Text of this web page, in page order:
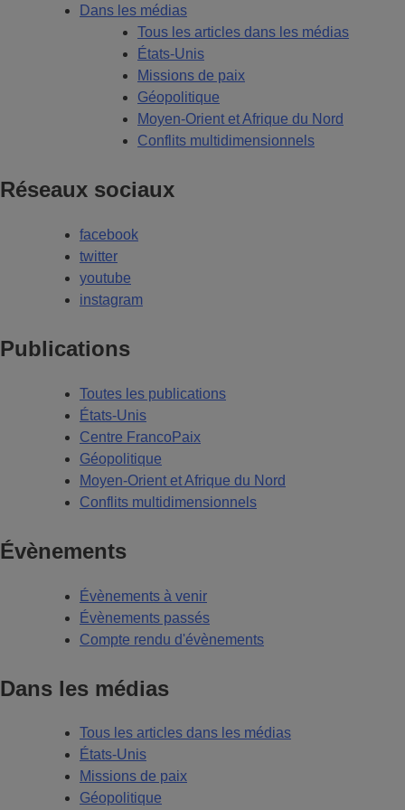
Dans les médias
Tous les articles dans les médias
États-Unis
Missions de paix
Géopolitique
Moyen-Orient et Afrique du Nord
Conflits multidimensionnels
Réseaux sociaux
facebook
twitter
youtube
instagram
Publications
Toutes les publications
États-Unis
Centre FrancoPaix
Géopolitique
Moyen-Orient et Afrique du Nord
Conflits multidimensionnels
Évènements
Évènements à venir
Évènements passés
Compte rendu d'évènements
Dans les médias
Tous les articles dans les médias
États-Unis
Missions de paix
Géopolitique